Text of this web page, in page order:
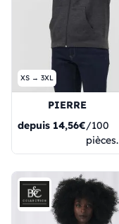
XS → 3XL
PIERRE
depuis 14,56€/100
pièces.